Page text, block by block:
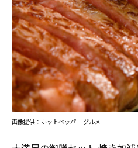
画像提供：ホットペッパー グルメ